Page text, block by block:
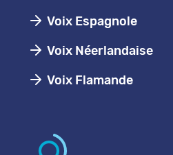
Voix Espagnole
Voix Néerlandaise
Voix Flamande